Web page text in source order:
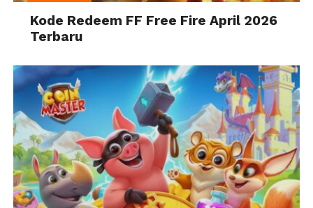
Kode Redeem FF Free Fire April 2026
Terbaru